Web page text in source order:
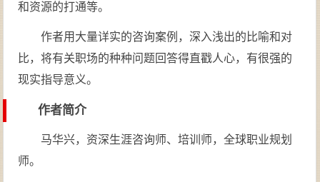
和资源的打通等。
作者用大量详实的咨询案例，深入浅出的比喻和对
比，将有关职场的种种问题回答得直戳人心，有很强的
现实指导意义。
作者简介
马华兴，资深生涯咨询师、培训师，全球职业规划
师。